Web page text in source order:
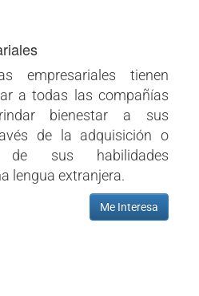
empresariales tienen
a todas las compañías
bienestar a sus
de la adquisición o
de sus habilidades
lengua extranjera.
Me Interesa